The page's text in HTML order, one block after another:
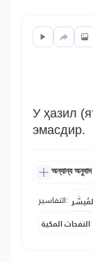
У ҳазил
эмасдир.
অন্যান্য
التفاسير:
النفحات المكية